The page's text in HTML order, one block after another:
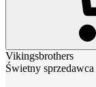
Vikingsbrothers
Świetny sprzedawca